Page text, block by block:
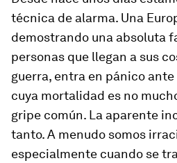
técnica de alarma. Una
demostrando una absoluta
personas que llegan a sus
guerra, entra en pánico
cuya mortalidad es no
gripe común. La aparente
tanto. A menudo somos
especialmente cuando se